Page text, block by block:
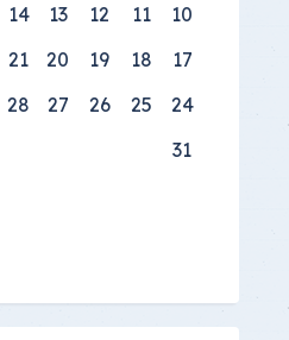
10
11
12
13
14
17
18
19
20
21
24
25
26
27
28
31